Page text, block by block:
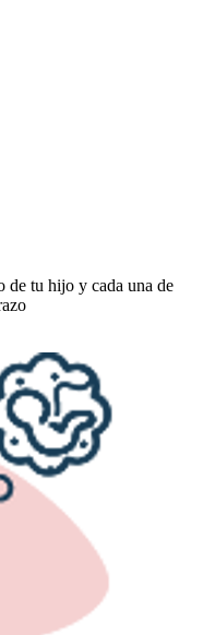
de tu hijo y cada una de